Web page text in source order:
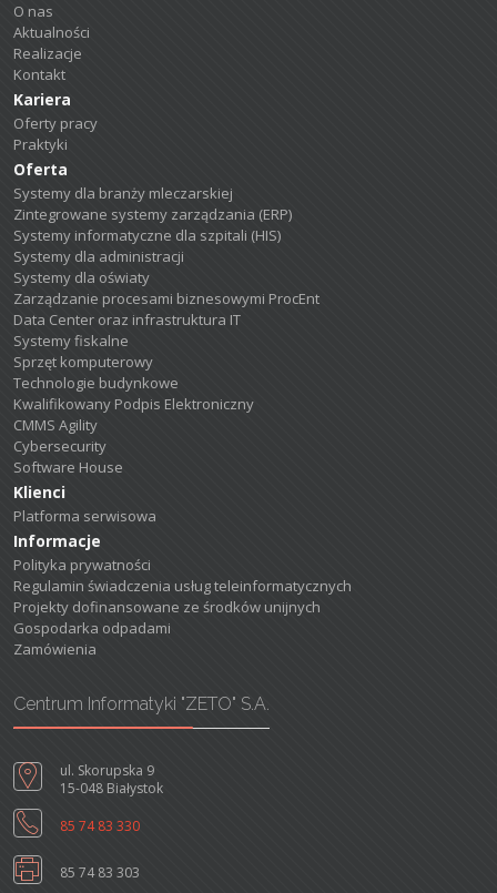
O nas
Aktualności
Realizacje
Kontakt
Kariera
Oferty pracy
Praktyki
Oferta
Systemy dla branży mleczarskiej
Zintegrowane systemy zarządzania (ERP)
Systemy informatyczne dla szpitali (HIS)
Systemy dla administracji
Systemy dla oświaty
Zarządzanie procesami biznesowymi ProcEnt
Data Center oraz infrastruktura IT
Systemy fiskalne
Sprzęt komputerowy
Technologie budynkowe
Kwalifikowany Podpis Elektroniczny
CMMS Agility
Cybersecurity
Software House
Klienci
Platforma serwisowa
Informacje
Polityka prywatności
Regulamin świadczenia usług teleinformatycznych
Projekty dofinansowane ze środków unijnych
Gospodarka odpadami
Zamówienia
Centrum Informatyki "ZETO" S.A.
ul. Skorupska 9
15-048 Białystok
85 74 83 330
85 74 83 303